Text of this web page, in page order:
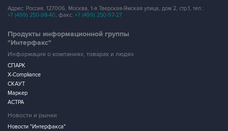
Адрес: Россия, 127006, Москва, 1-я Тверская-Ямская улица, дом 2, стр.1, тел.:
+7 (499) 250-98-40, факс: +7 (499) 250-97-27
Продукты информационной группы
"Интерфакс"
Информация о компаниях, товарах и людях
СПАРК
X-Compliance
СКАУТ
Маркер
АСТРА
Новости и рынки
Новости "Интерфакса"